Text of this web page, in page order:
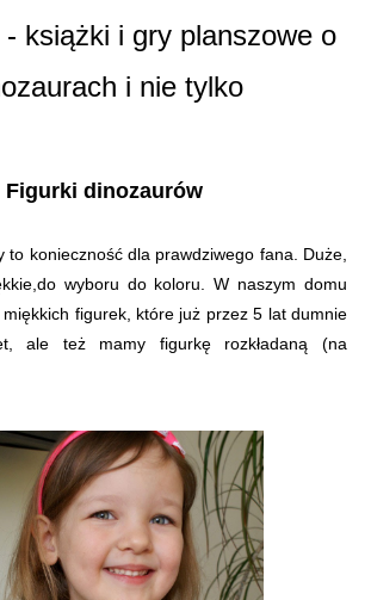
- książki i gry planszowe o
i nie tylko
Figurki dinozaurów
to konieczność dla prawdziwego fana. Duże,
wyboru do koloru. W naszym domu
miękkich figurek, które już przez 5 lat dumnie
ale też mamy figurkę rozkładaną (na